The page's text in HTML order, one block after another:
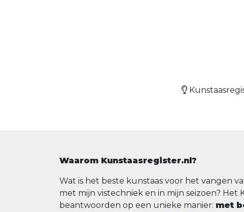
Waarom Kunstaasregister.nl?
Wat is het beste kunstaas voor het vangen
met mijn vistechniek en in mijn seizoen?
beantwoorden op een unieke manier: met